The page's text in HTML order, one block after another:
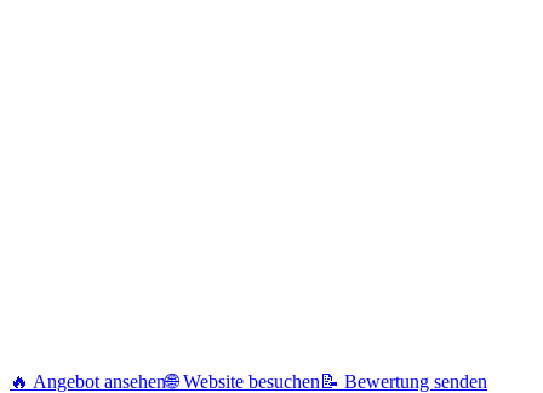
🔥 Angebot ansehen🌐 Website besuchen 📝 Bewertung senden